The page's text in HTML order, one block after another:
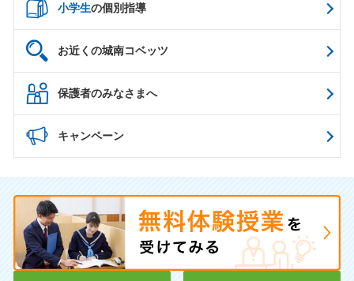
小学生の個別指導
お近くの城南コベッツ
保護者のみなさまへ
キャンペーン